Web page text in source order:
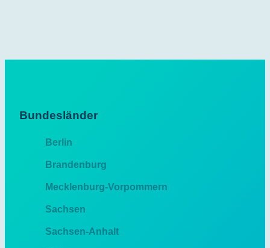
Bundesländer
Berlin
Brandenburg
Mecklenburg-Vorpommern
Sachsen
Sachsen-Anhalt